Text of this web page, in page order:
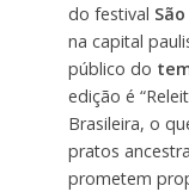
do festival
na capital
público do
edição é
Brasileira, o
pratos
prometem